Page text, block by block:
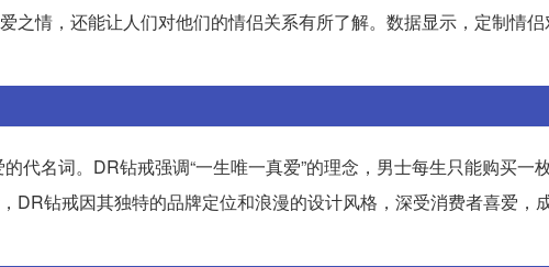
之情，还能让人们对他们的情侣关系有所了解。数据显示，定制情
代名词。DR钻戒强调“一生唯一真爱”的理念，男士每生只能购买一
DR钻戒因其独特的品牌定位和浪漫的设计风格，深受消费者喜爱，